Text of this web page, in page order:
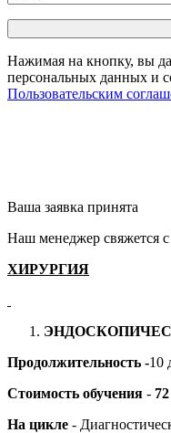
Нажимая на кнопку, вы
персональных данных и
Пользовательским
Ваша заявка принята
Наш менеджер свяжется
ХИРУРГИЯ
Продолжительность -10
Стоимость обучения -
На цикле -